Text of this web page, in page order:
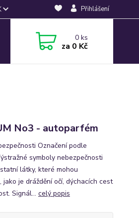
Přihlášení
0ks
za 0 Kč
No3 - autoparfém
Označení podle
symboly nebezpečnosti
látky, které mohou
je dráždění očí, dýchacích cest
Signál... celý popis